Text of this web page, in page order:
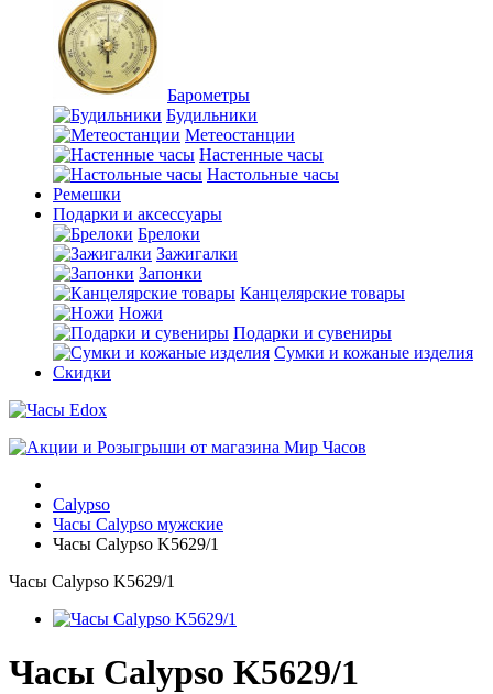
Барометры
Будильники
Метеостанции
Настенные часы
Настольные часы
Ремешки
Подарки и аксессуары
Брелоки
Зажигалки
Запонки
Канцелярские товары
Ножи
Подарки и сувениры
Сумки и кожаные изделия
Скидки
Calypso
Часы Calypso мужские
Часы Calypso K5629/1
Часы Calypso K5629/1
Часы Calypso K5629/1